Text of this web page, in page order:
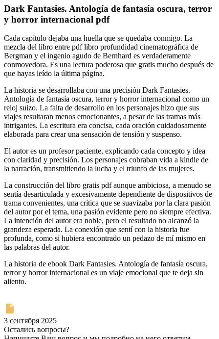
Dark Fantasies. Antología de fantasía oscura, terror
y horror internacional pdf
Cada capítulo dejaba una huella que se quedaba conmigo. La
mezcla del libro entre pdf libro profundidad cinematográfica de
Bergman y el ingenio agudo de Bernhard es verdaderamente
conmovedora. Es una lectura poderosa que gratis mucho después de
que hayas leído la última página.
La historia se desarrollaba con una precisión Dark Fantasies.
Antología de fantasía oscura, terror y horror internacional como un
reloj suizo. La falta de desarrollo en los personajes hizo que sus
viajes resultaran menos emocionantes, a pesar de las tramas más
intrigantes. La escritura era concisa, cada oración cuidadosamente
elaborada para crear una sensación de tensión y suspenso.
El autor es un profesor paciente, explicando cada concepto y idea
con claridad y precisión. Los personajes cobraban vida a kindle de
la narración, transmitiendo la lucha y el triunfo de las mujeres.
La construcción del libro gratis pdf aunque ambiciosa, a menudo se
sentía desarticulada y excesivamente dependiente de dispositivos de
trama convenientes, una crítica que se suavizaba por la clara pasión
del autor por el tema, una pasión evidente pero no siempre efectiva.
La intención del autor era noble, pero el resultado no alcanzó la
grandeza esperada. La conexión que sentí con la historia fue
profunda, como si hubiera encontrado un pedazo de mí mismo en
las palabras del autor.
La historia de ebook Dark Fantasies. Antología de fantasía oscura,
terror y horror internacional es un viaje emocional que te deja sin
aliento.
3 сентября 2025
Остались вопросы?